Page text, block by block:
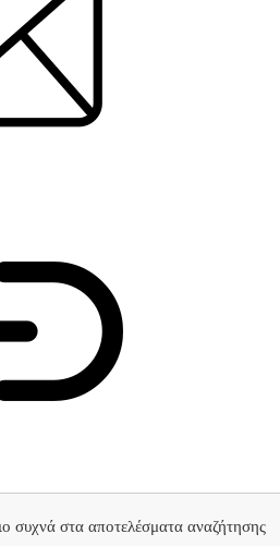
συχνά στα αποτελέσματα αναζήτησης